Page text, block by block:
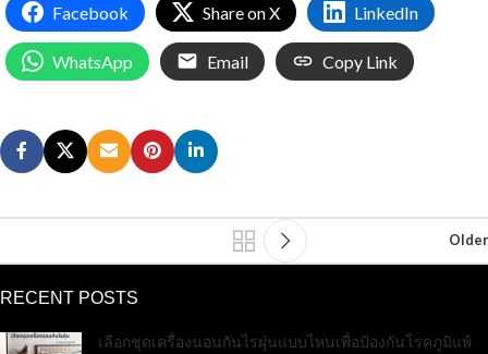
Facebook Share on X LinkedIn
WhatsApp Email Copy Link
Older
RECENT POSTS
เลือกชุดเครื่องนอนกันไรฝุ่นแบบไหนเพื่อป้องกันโรคภูมิแพ้